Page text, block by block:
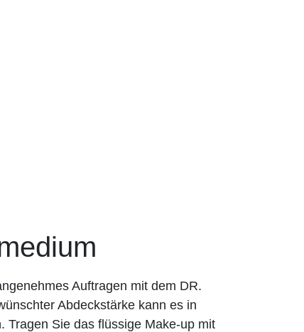
Auftragen mit dem DR.
Abdeckstärke kann es in
Tragen Sie das flüssige Make-up mit